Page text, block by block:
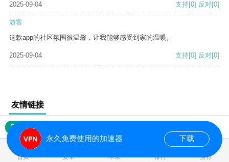
2025-09-04 支持[0] 反对[0]
游客
这款app的社区氛围很温馨，让我能够感受到家的温暖。
2025-09-04 支持[0] 反对[0]
友情链接
网站地图
首页 安卓 苹果 排行 推荐
永久免费使用的加速器 下载
0.016528s